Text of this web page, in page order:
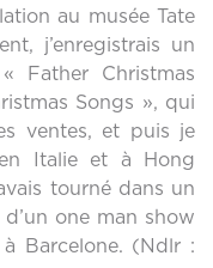
au musée Tate
j’enregistrais un
Father Christmas
Songs », qui
ventes, et puis je
Italie et à Hong
tourné dans un
one man show
Barcelone. (Ndlr :